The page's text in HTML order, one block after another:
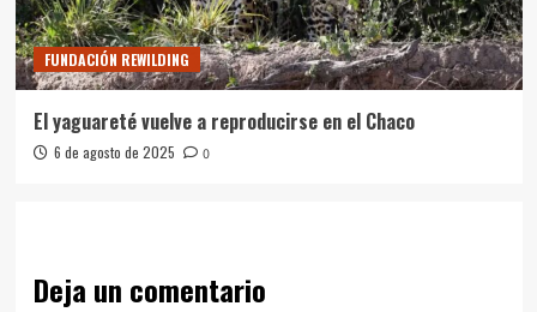
FUNDACIÓN REWILDING
El yaguareté vuelve a reproducirse en el Chaco
6 de agosto de 2025 0
Deja un comentario